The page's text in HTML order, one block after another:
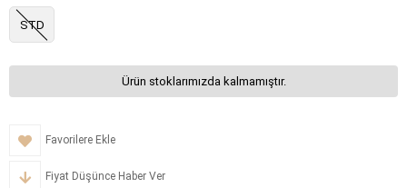
STD
Ürün stoklarımızda kalmamıştır.
Favorilere Ekle
Fiyat Düşünce Haber Ver